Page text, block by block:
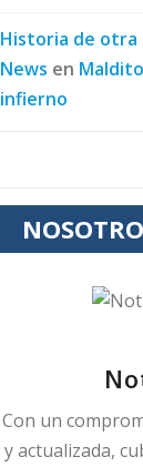
Historia de otra
News en
infierno
Con un
y actualizada,